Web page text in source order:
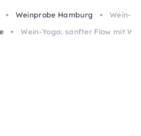
Weinprobe Hamburg
Wein-
Wein-Yoga: sanfter Flow mit